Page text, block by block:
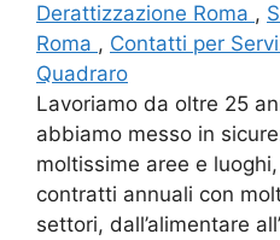
Derattizzazione Roma ,
Roma , Contatti per
Quadraro
Lavoriamo da oltre 25
abbiamo messo in
moltissime aree e
contratti annuali con
settori, dall’alimentare